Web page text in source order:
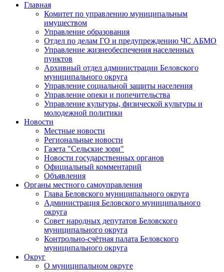
Главная
Комитет по управлению муниципальным
имуществом
Управление образования
Отдел по делам ГО и предупреждению ЧС АБМО
Управление жизнеобеспечения населенных
пунктов
Архивный отдел администрации Беловского
муниципального округа
Управление социальной защиты населения
Управление опеки и попечительства
Управление культуры, физической культуры и
молодежной политики
Новости
Местные новости
Региональные новости
Газета "Сельские зори"
Новости государственных органов
Официальный комментарий
Объявления
Органы местного самоуправления
Глава Беловского муниципального округа
Администрация Беловского муниципального
округа
Совет народных депутатов Беловского
муниципального округа
Контрольно-счётная палата Беловского
муниципального округа
Округ
О муниципальном округе